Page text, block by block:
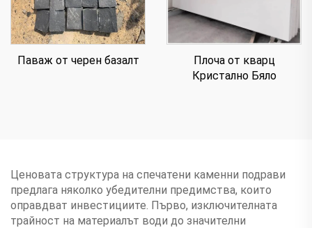
Паваж от черен базалт
Плоча от кварц
Кристално Бяло
Ценовата структура на спечатени каменни подрави
предлага няколко убедителни предимства, които
оправдват инвестициите. Първо, изключителната
трайност на материалът води до значителни